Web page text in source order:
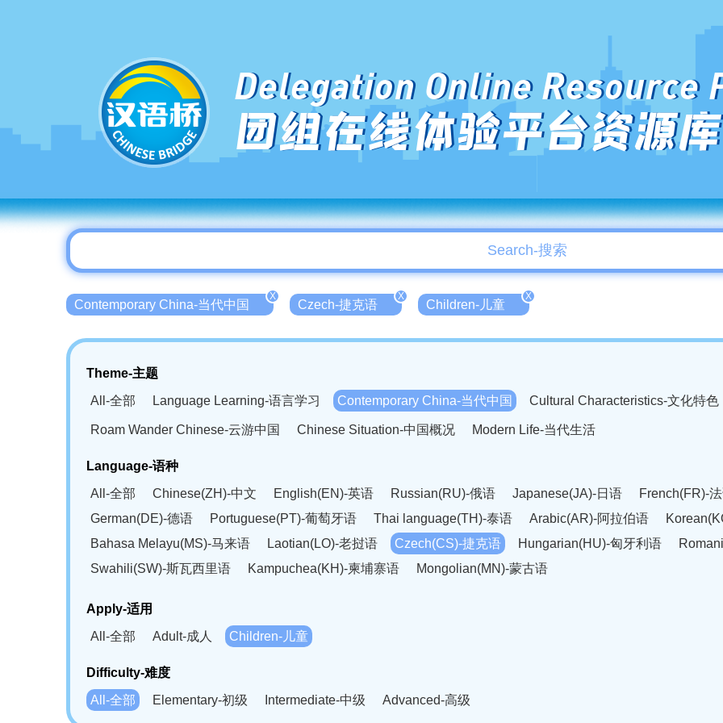
Delegation Online Resource
团组在线体验平台资源库
Contemporary China-当代中国
X
Czech-捷克语
X
Children-儿童
X
Theme-主题
All-全部
Language Learning-语言学习 Contemporary China-当代中国 Cultural Characteristics-文化特色
Roam Wander Chinese-云游中国 Chinese Situation-中国概况 Modern Life-当代生活
Language-语种
All-全部
Chinese(ZH)-中文 English(EN)-英语 Russian(RU)-俄语 Japanese(JA)-日语
French(FR)-
German(DE)-德语
Portuguese(PT)-葡萄牙语 Thai language(TH)-泰语 Arabic(AR)-阿拉伯语
Bahasa Melayu(MS)-马来语
Laotian(LO)-老挝语 Czech(CS)-捷克语 Hungarian(HU)-匈牙利语
Swahili(SW)-斯瓦西里语
Kampuchea(KH)-柬埔寨语 Mongolian(MN)-蒙古语
Apply-适用
All-全部
Adult-成人 Children-儿童
Difficulty-难度
All-全部
Elementary-初级 Intermediate-中级 Advanced-高级